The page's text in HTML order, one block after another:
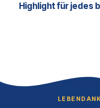
Highlight für jedes